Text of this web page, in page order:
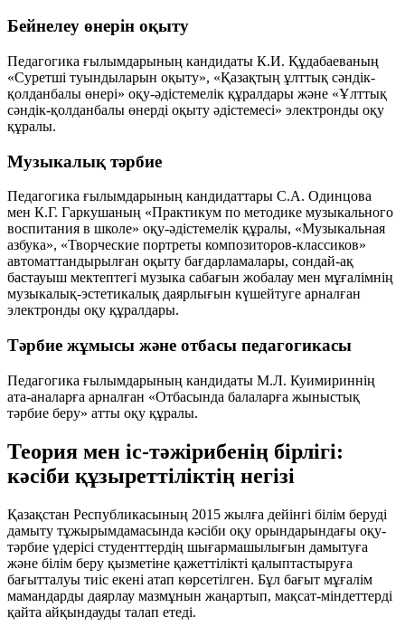
Бейнелеу өнерін оқыту
Педагогика ғылымдарының кандидаты К.И. Құдабаеваның
«Суретші туындыларын оқыту», «Қазақтың ұлттық сәндік-
қолданбалы өнері» оқу-әдістемелік құралдары және «Ұлттық
сәндік-қолданбалы өнерді оқыту әдістемесі» электронды оқу
құралы.
Музыкалық тәрбие
Педагогика ғылымдарының кандидаттары С.А. Одинцова
мен К.Г. Гаркушаның «Практикум по методике музыкального
воспитания в школе» оқу-әдістемелік құралы, «Музыкальная
азбука», «Творческие портреты композиторов-классиков»
автоматтандырылған оқыту бағдарламалары, сондай-ақ
бастауыш мектептегі музыка сабағын жобалау мен мұғалімнің
музыкалық-эстетикалық даярлығын күшейтуге арналған
электронды оқу құралдары.
Тәрбие жұмысы және отбасы педагогикасы
Педагогика ғылымдарының кандидаты М.Л. Куимириннің
ата-аналарға арналған «Отбасында балаларға жыныстық
тәрбие беру» атты оқу құралы.
Теория мен іс-тәжірибенің бірлігі:
кәсіби құзыреттіліктің негізі
Қазақстан Республикасының 2015 жылға дейінгі білім беруді
дамыту тұжырымдамасында кәсіби оқу орындарындағы оқу-
тәрбие үдерісі студенттердің шығармашылығын дамытуға
және білім беру қызметіне қажеттілікті қалыптастыруға
бағытталуы тиіс екені атап көрсетілген. Бұл бағыт мұғалім
мамандарды даярлау мазмұнын жаңартып, мақсат-міндеттерді
қайта айқындауды талап етеді.